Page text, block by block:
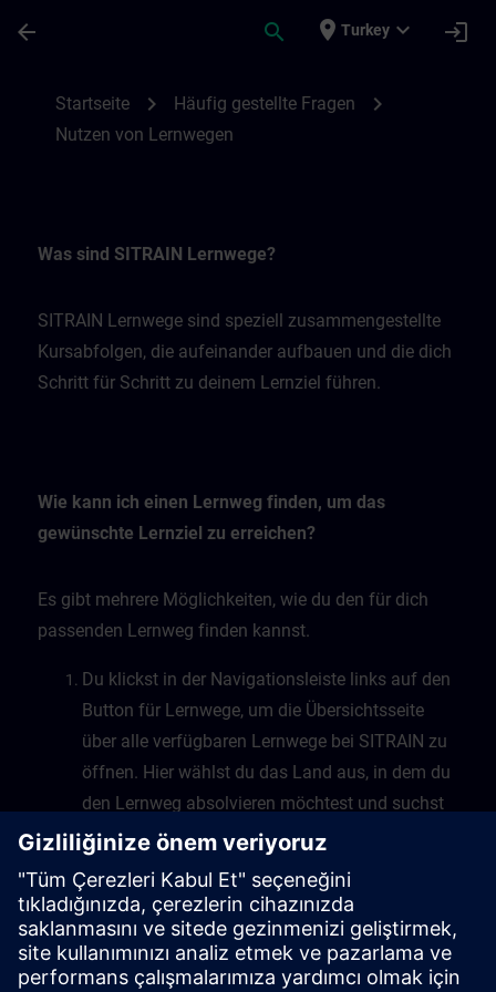
arrow_back search place Turkey expand_more login
Startseite chevron_right Häufig gestellte Fragen chevron_right
Nutzen von Lernwegen
Was sind SITRAIN Lernwege?
SITRAIN Lernwege sind speziell zusammengestellte
Kursabfolgen, die aufeinander aufbauen und die dich
Schritt für Schritt zu deinem Lernziel führen.
Wie kann ich einen Lernweg finden, um das
gewünschte Lernziel zu erreichen?
Es gibt mehrere Möglichkeiten, wie du den für dich
passenden Lernweg finden kannst.
Du klickst in der Navigationsleiste links auf den
Button für Lernwege, um die Übersichtsseite
über alle verfügbaren Lernwege bei SITRAIN zu
öffnen. Hier wählst du das Land aus, in dem du
den Lernweg absolvieren möchtest und suchst
dann nach verfügbaren Lernwegen, die nach
Eine zweite Möglichkeit besteht darin, dass du
in der freien Suche dein Thema als Suchbegriff
eingibst, die Suche startest und die